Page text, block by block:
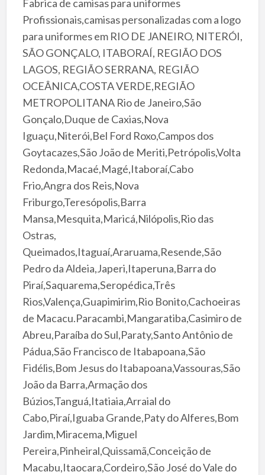
Fabrica de camisas para uniformes
Profissionais,camisas personalizadas com a logo
para uniformes em RIO DE JANEIRO, NITERÓI,
SÃO GONÇALO, ITABORAÍ, REGIÃO DOS
LAGOS, REGIÃO SERRANA, REGIÃO
OCEÂNICA,COSTA VERDE,REGIÃO
METROPOLITANA Rio de Janeiro,São
Gonçalo,Duque de Caxias,Nova
Iguaçu,Niterói,Bel Ford Roxo,Campos dos
Goytacazes,São João de Meriti,Petrópolis,Volta
Redonda,Macaé,Magé,Itaboraí,Cabo
Frio,Angra dos Reis,Nova
Friburgo,Teresópolis,Barra
Mansa,Mesquita,Maricá,Nilópolis,Rio das
Ostras,
Queimados,Itaguaí,Araruama,Resende,São
Pedro da Aldeia,Japeri,Itaperuna,Barra do
Piraí,Saquarema,Seropédica,Três
Rios,Valença,Guapimirim,Rio Bonito,Cachoeiras
de Macacu.Paracambi,Mangaratiba,Casimiro de
Abreu,Paraíba do Sul,Paraty,Santo Antônio de
Pádua,São Francisco de Itabapoana,São
Fidélis,Bom Jesus do Itabapoana,Vassouras,São
João da Barra,Armação dos
Búzios,Tanguá,Itatiaia,Arraial do
Cabo,Piraí,Iguaba Grande,Paty do Alferes,Bom
Jardim,Miracema,Miguel
Pereira,Pinheiral,Quissamã,Conceição de
Macabu,Itaocara,Cordeiro,São José do Vale do